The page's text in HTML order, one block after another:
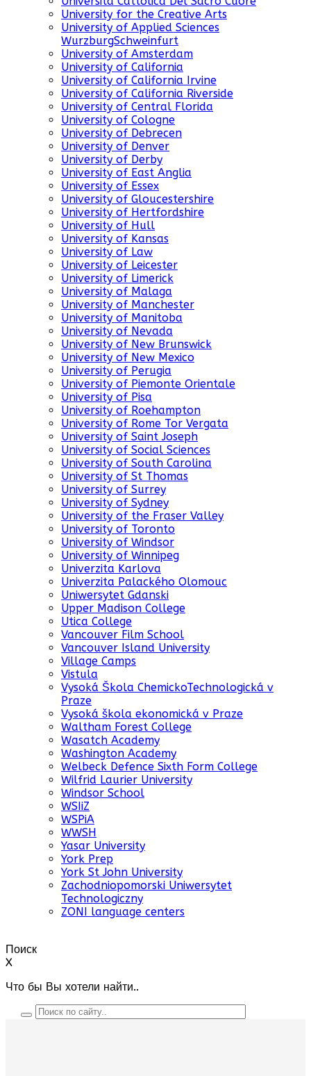
University for the Creative Arts
University of Applied Sciences
WurzburgSchweinfurt
University of Amsterdam
University of California
University of California Irvine
University of California Riverside
University of Central Florida
University of Cologne
University of Debrecen
University of Denver
University of Derby
University of East Anglia
University of Essex
University of Gloucestershire
University of Hertfordshire
University of Hull
University of Kansas
University of Law
University of Leicester
University of Limerick
University of Malaga
University of Manchester
University of Manitoba
University of Nevada
University of New Brunswick
University of New Mexico
University of Perugia
University of Piemonte Orientale
University of Pisa
University of Roehampton
University of Rome Tor Vergata
University of Saint Joseph
University of Social Sciences
University of South Carolina
University of St Thomas
University of Surrey
University of Sydney
University of the Fraser Valley
University of Toronto
University of Windsor
University of Winnipeg
Univerzita Karlova
Univerzita Palackého Olomouc
Uniwersytet Gdanski
Upper Madison College
Utica College
Vancouver Film School
Vancouver Island University
Village Camps
Vistula
Vysoká Škola ChemickoTechnologická v
Praze
Vysoká škola ekonomická v Praze
Waltham Forest College
Wasatch Academy
Washington Academy
Welbeck Defence Sixth Form College
Wilfrid Laurier University
Windsor School
WSIiZ
WSPiA
WWSH
Yasar University
York Prep
York St John University
Zachodniopomorski Uniwersytet
Technologiczny
ZONI language centers
Поиск
X
Что бы Вы хотели найти..